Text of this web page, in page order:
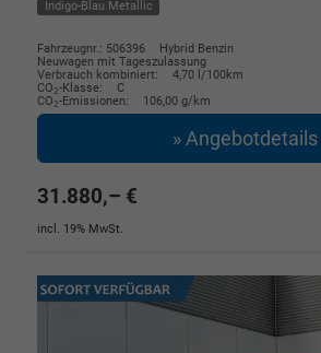
Indigo-Blau Metallic
Fahrzeugnr.: 506396
Hybrid Benzin
Neuwagen mit Tageszulassung
Verbrauch kombiniert:
4,70 l/100km
CO2-Klasse:
C
CO2-Emissionen: 106,00 g/km
» Angebotdetails
31.880,– €
incl. 19% MwSt.